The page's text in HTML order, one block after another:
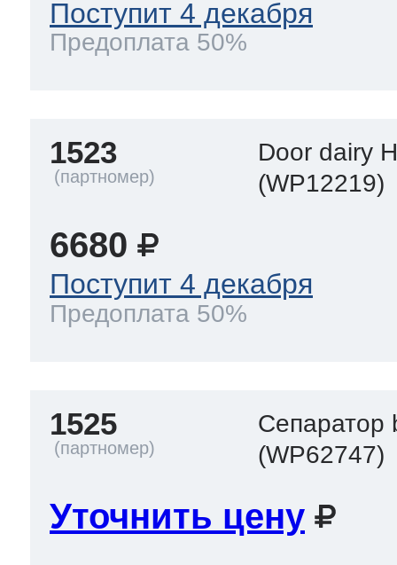
Поступит 4 декабря
Предоплата 50%
1523
Door dairy
(WP12219)
6680
Поступит 4 декабря
Предоплата 50%
1525
Сепаратор
(WP62747)
Уточнить цену